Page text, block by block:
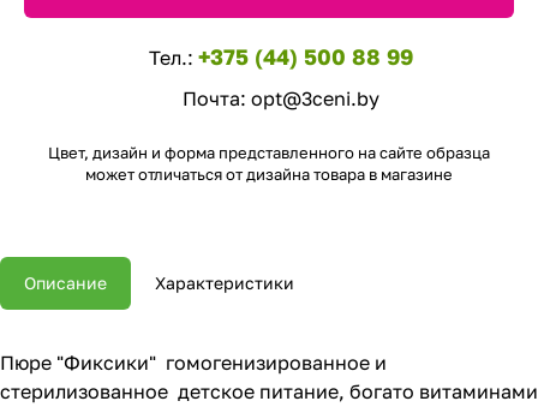
Тел.: +375 (44) 500 88 99
Почта: opt@3ceni.by
Цвет, дизайн и форма представленного на сайте образца
может отличаться от дизайна товара в магазине
Описание Характеристики
Пюре "Фиксики" гомогенизированное и
стерилизованное детское питание, богато витаминами